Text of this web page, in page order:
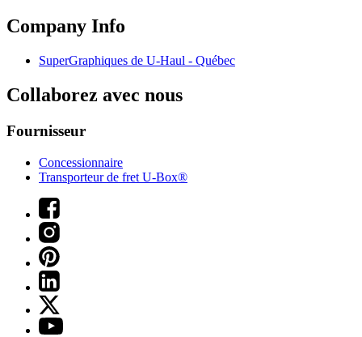
Company Info
SuperGraphiques de U-Haul - Québec
Collaborez avec nous
Fournisseur
Concessionnaire
Transporteur de fret U-Box®